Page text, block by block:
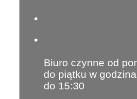
Biuro czynne od
do piątku w
do 15:30